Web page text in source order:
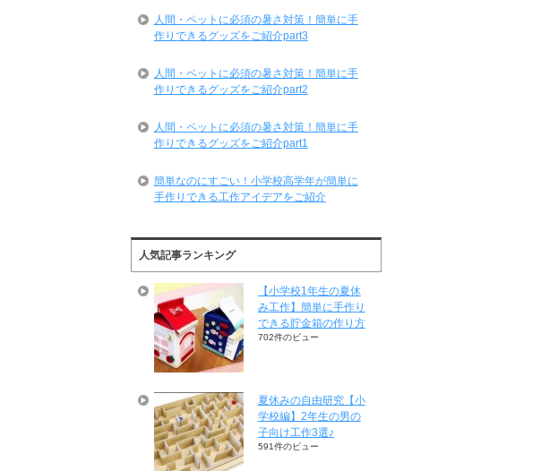
人間・ペットに必須の暑さ対策！簡単に手
作りできるグッズをご紹介part3
人間・ペットに必須の暑さ対策！簡単に手
作りできるグッズをご紹介part2
人間・ペットに必須の暑さ対策！簡単に手
作りできるグッズをご紹介part1
簡単なのにすごい！小学校高学年が簡単に
手作りできる工作アイデアをご紹介
人気記事ランキング
【小学校1年生の夏休
み工作】簡単に手作り
できる貯金箱の作り方
702件のビュー
夏休みの自由研究【小
学校編】2年生の男の
子向け工作3選♪
591件のビュー